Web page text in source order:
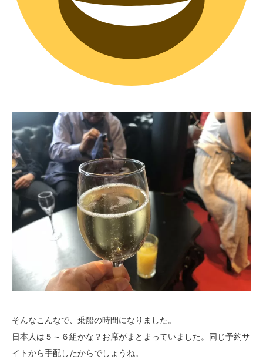
そんなこんなで、乗船の時間になりました。
日本人は５～６組かな？お席がまとまっていました。同じ予約サ
イトから手配したからでしょうね。